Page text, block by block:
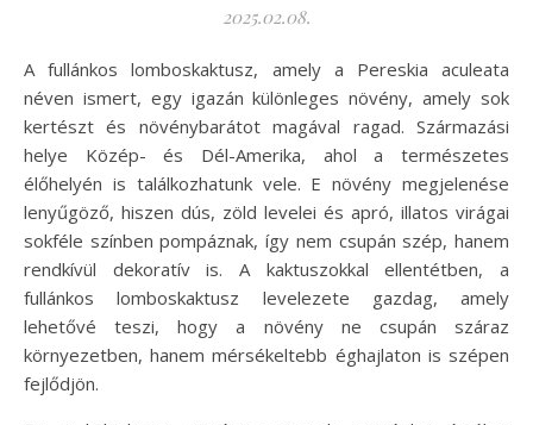
2025.02.08.
A fullánkos lomboskaktusz, amely a Pereskia aculeata
néven ismert, egy igazán különleges növény, amely sok
kertészt és növénybarátot magával ragad. Származási
helye Közép- és Dél-Amerika, ahol a természetes
élőhelyén is találkozhatunk vele. E növény megjelenése
lenyűgöző, hiszen dús, zöld levelei és apró, illatos virágai
sokféle színben pompáznak, így nem csupán szép, hanem
rendkívül dekoratív is. A kaktuszokkal ellentétben, a
fullánkos lomboskaktusz levelezete gazdag, amely
lehetővé teszi, hogy a növény ne csupán száraz
környezetben, hanem mérsékeltebb éghajlaton is szépen
fejlődjön.